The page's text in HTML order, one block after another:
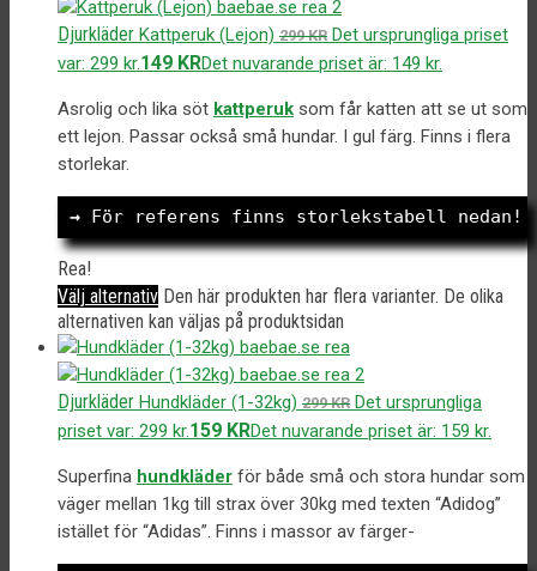
Djurkläder Kattperuk (Lejon) 299KR Det ursprungliga priset
var: 299 kr.149 KRDet nuvarande priset är: 149 kr.
Asrolig och lika söt kattperuk som får katten att se ut som
ett lejon. Passar också små hundar. I gul färg. Finns i flera
storlekar.
→ För referens finns storlekstabell nedan!
Rea!
Välj alternativ Den här produkten har flera varianter. De olika
alternativen kan väljas på produktsidan
Djurkläder Hundkläder (1-32kg) 299KR Det ursprungliga
priset var: 299 kr.159 KRDet nuvarande priset är: 159 kr.
Superfina hundkläder för både små och stora hundar som
väger mellan 1kg till strax över 30kg med texten “Adidog”
istället för “Adidas”. Finns i massor av färger-